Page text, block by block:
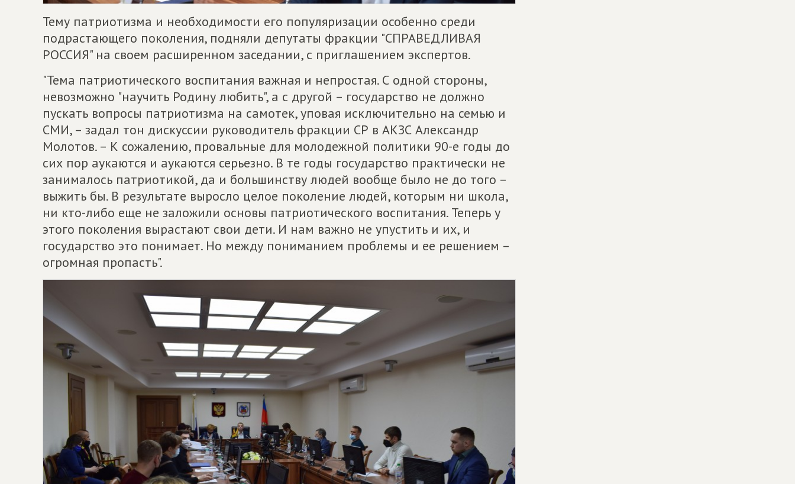
Тему патриотизма и необходимости его популяризации особенно среди
подрастающего поколения, подняли депутаты фракции "СПРАВЕДЛИВАЯ
РОССИЯ" на своем расширенном заседании, с приглашением экспертов.
"Тема патриотического воспитания важная и непростая. С одной стороны,
невозможно "научить Родину любить", а с другой – государство не должно
пускать вопросы патриотизма на самотек, уповая исключительно на семью и
СМИ, – задал тон дискуссии руководитель фракции СР в АКЗС Александр
Молотов. – К сожалению, провальные для молодежной политики 90-е годы до
сих пор аукаются и аукаются серьезно. В те годы государство практически не
занималось патриотикой, да и большинству людей вообще было не до того –
выжить бы. В результате выросло целое поколение людей, которым ни школа,
ни кто-либо еще не заложили основы патриотического воспитания. Теперь у
этого поколения вырастают свои дети. И нам важно не упустить и их, и
государство это понимает. Но между пониманием проблемы и ее решением –
огромная пропасть".